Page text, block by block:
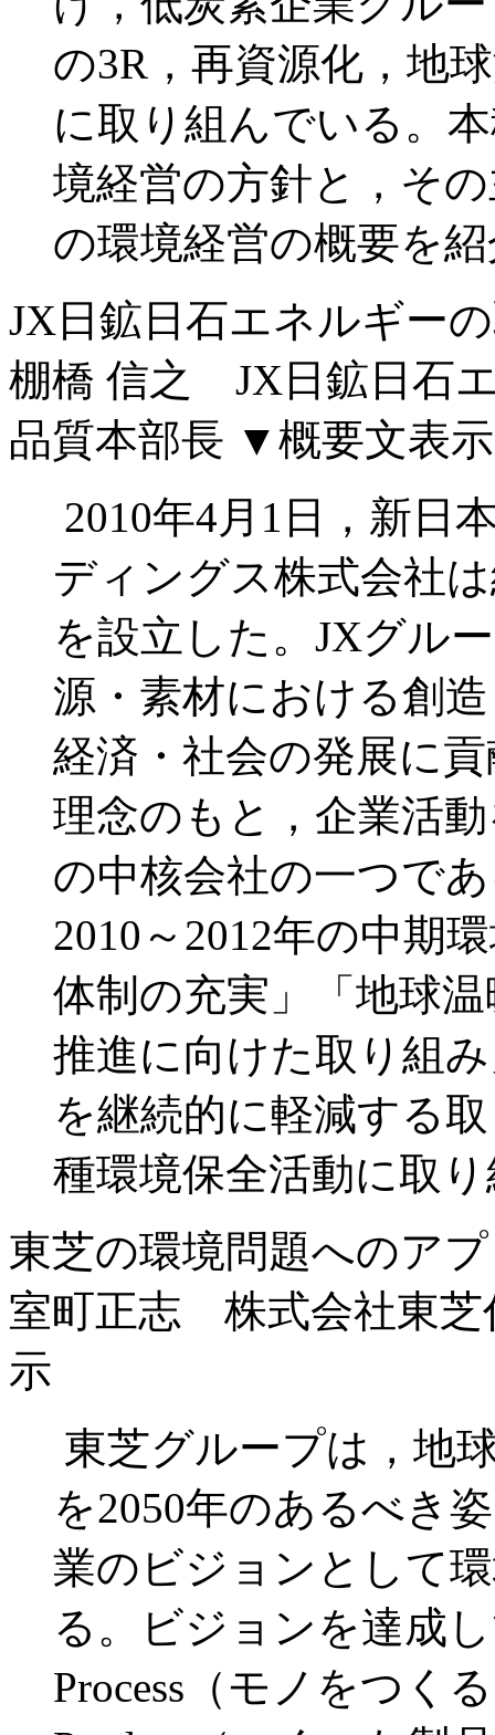
の3R，再資源化，地
に取り組んでいる。
境経営の方針と，そ
の環境経営の概要を
JX日鉱日石エネルギー
棚橋 信之 JX日鉱日石
品質本部長 ▼概要文表示
2010年4月1日，新日
ディングス株式会社
を設立した。JXグル
源・素材における創
経済・社会の発展に
理念のもと，企業活
の中核会社の一つで
2010～2012年の中期
体制の充実」「地球
推進に向けた取り組
を継続的に軽減する
種環境保全活動に取
東芝の環境問題へのア
室町正志 株式会社東芝
示
東芝グループは，地
を2050年のあるべき
業のビジョンとして
る。ビジョンを達成
Process（モノをつく